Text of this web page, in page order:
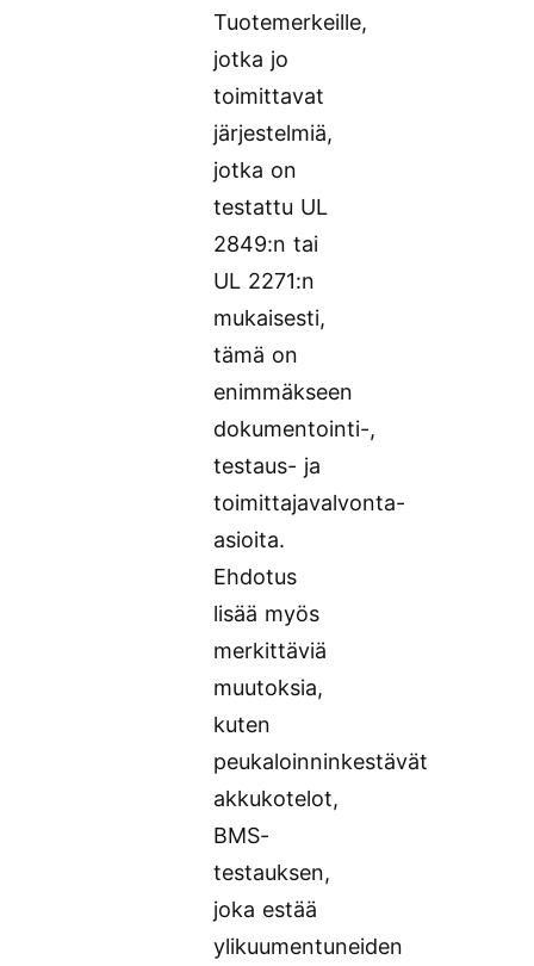
Tuotemerkeille,
jotka jo
toimittavat
järjestelmiä,
jotka on
testattu UL
2849:n tai
UL 2271:n
mukaisesti,
tämä on
enimmäkseen
dokumentointi-,
testaus- ja
toimittajavalvonta-
asioita.
Ehdotus
lisää myös
merkittäviä
muutoksia,
kuten
peukaloinninkestävät
akkukotelot,
BMS-
testauksen,
joka estää
ylikuumentuneiden